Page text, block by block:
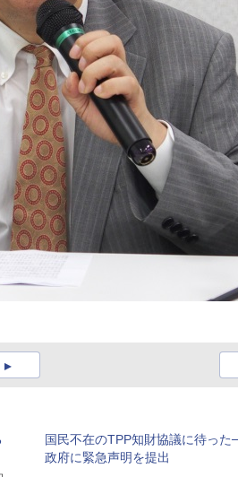
国民不在のTPP知財協議に待っ
政府に緊急声明を提出